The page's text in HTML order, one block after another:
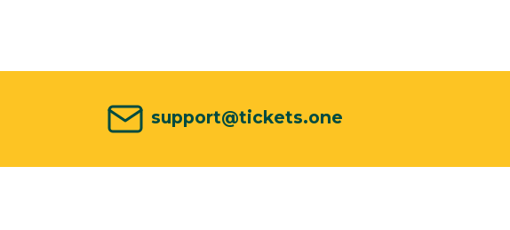
support@tickets.one